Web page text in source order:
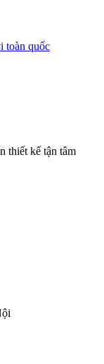
toàn quốc
thiết kế tận tâm